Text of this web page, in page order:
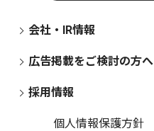
会社・IR情報
広告掲載をご検討の方へ
採用情報
個人情報保護方針